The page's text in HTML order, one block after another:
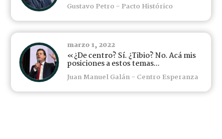
Gustavo Petro - Pacto Histórico
marzo 1, 2022
«¿De centro? Sí. ¿Tibio? No. Acá mis
posiciones a estos temas...
Juan Manuel Galán - Centro Esperanza